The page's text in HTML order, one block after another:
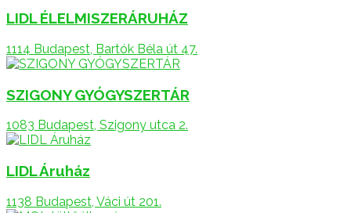
LIDL ÉLELMISZERÁRUHÁZ
1114 Budapest, Bartók Béla út 47.
SZIGONY GYÓGYSZERTÁR
1083 Budapest, Szigony utca 2.
LIDL Áruház
1138 Budapest, Váci út 201.